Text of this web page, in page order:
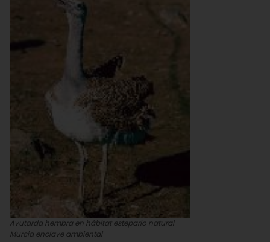
Avutarda hembra en hábitat estepario natural
Murcia enclave ambiental